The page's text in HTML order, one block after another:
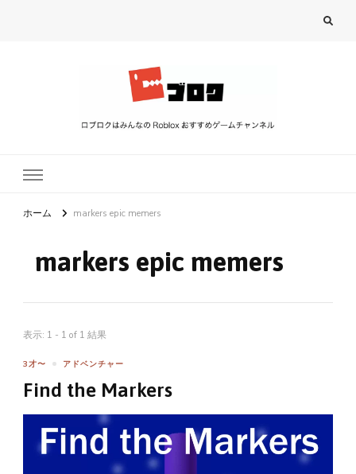
ホーム markers epic memers
markers epic memers
表示: 1 - 1 of 1 結果
3才〜 アドベンチャー
Find the Markers